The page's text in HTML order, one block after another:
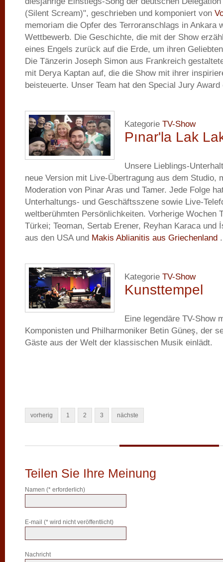
(Silent Scream)", geschrieben und komponiert von
memoriam die Opfer des Terroranschlags in Ankara
Wettbewerb. Die Geschichte, die mit der Show
eines Engels zurück auf die Erde, um ihren
Die Tänzerin Joseph Simon aus Frankreich
mit Derya Kaptan auf, die die Show mit ihrer
beisteuerte. Unser Team hat den Special Jury Award
Kategorie TV-Show
Pınar'la Lak
Unsere Lieblings-
neue Version mit Live-Übertragung aus dem Studio,
Moderation von Pinar Aras und Tamer. Jede Folge
Unterhaltungs- und Geschäftsszene sowie Live-
weltberühmten Persönlichkeiten. Vorherige Wochen
Türkei; Teoman, Sertab Erener, Reyhan Karaca und
aus den USA und Makis Ablianitis aus Griechenland .
Kategorie TV-Show
Kunsttempel
Eine legendäre TV-Show
Komponisten und Philharmoniker Betin Güneş, der
Gäste aus der Welt der klassischen Musik einlädt.
vorherig 1 2 3 nächste
Teilen Sie Ihre Meinung
Namen (* erforderlich)
E-mail (* wird nicht veröffentlicht)
Nachricht